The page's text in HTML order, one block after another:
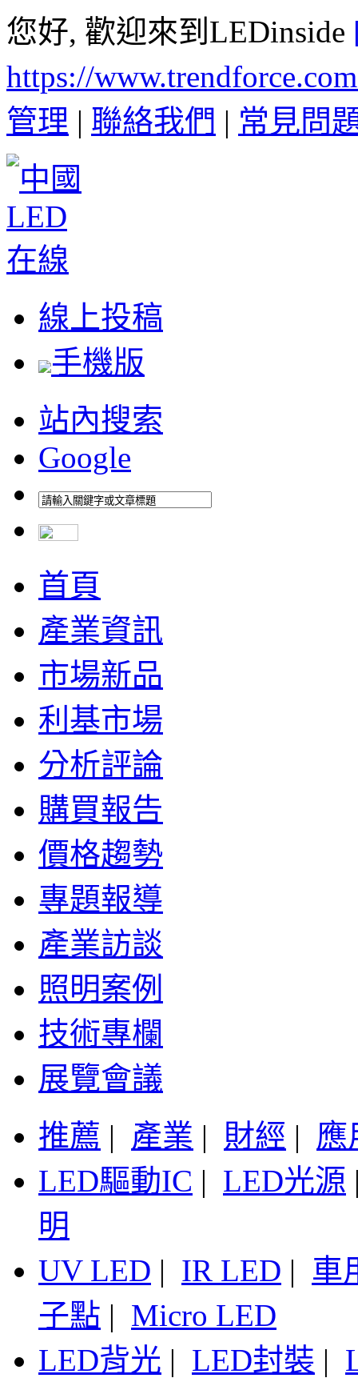
您好, 歡迎來到LEDinside
https://
管理 | 聯絡我們 | 常見問
線上投稿
手機版
站內搜索
Google
首頁
產業資訊
市場新品
利基市場
分析評論
購買報告
價格趨勢
專題報導
產業訪談
照明案例
技術專欄
展覽會議
推薦 | 產業 | 財經 | 應
LED驅動IC | LED光源
明
UV LED | IR LED | 車
子點 | Micro LED
LED背光 | LED封裝 |